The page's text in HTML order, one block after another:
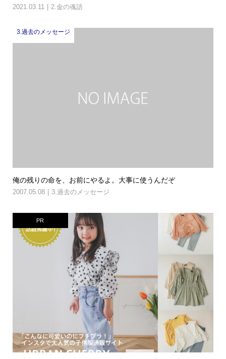
2021.03.11 2.金の魂語
3.過去のメッセージ
俺の残りの命を、お前にやるよ。大事に使うんだぞ
2007.05.08 3.過去のメッセージ
PR